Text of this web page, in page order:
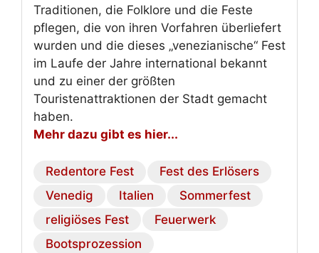
Traditionen, die Folklore und die Feste
pflegen, die von ihren Vorfahren überliefert
wurden und die dieses „venezianische“ Fest
im Laufe der Jahre international bekannt
und zu einer der größten
Touristenattraktionen der Stadt gemacht
haben.
Mehr dazu gibt es hier...
Redentore Fest
Fest des Erlösers
Venedig
Italien
Sommerfest
religiöses Fest
Feuerwerk
Bootsprozession